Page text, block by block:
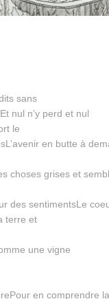
sans
nul n’y perd et nul
le
en butte à
choses grises et
des sentimentsLe
terre et
une vigne
en comprendre